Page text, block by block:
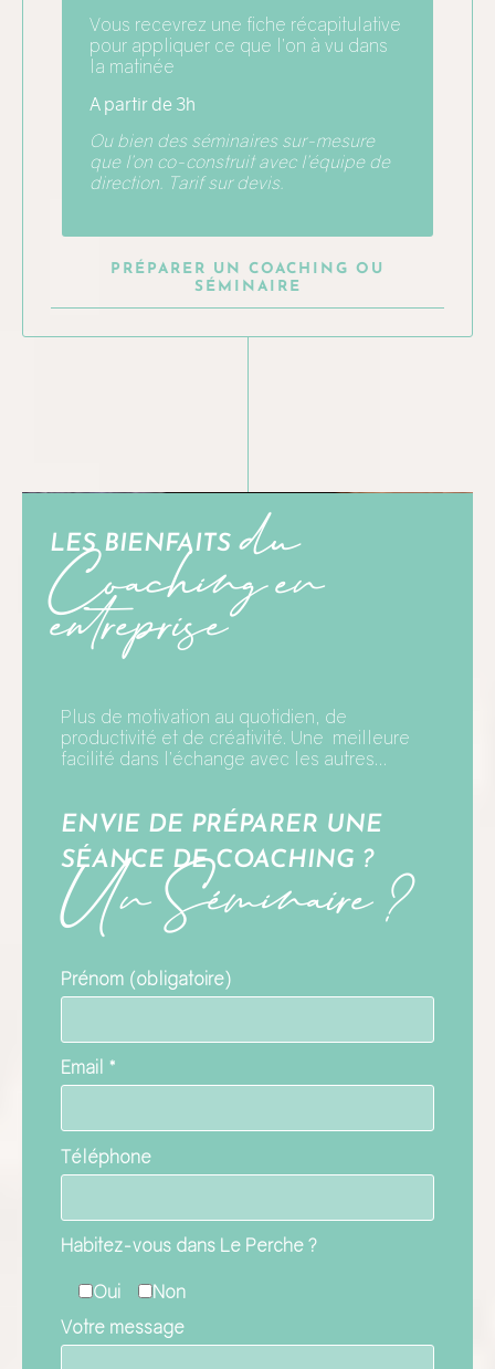
Vous recevrez une fiche récapitulative
pour appliquer ce que l’on à vu dans
la matinée
A partir de 3h
Ou bien des séminaires sur-mesure
que l’on co-construit avec l’équipe de
direction. Tarif sur devis.
PRÉPARER UN COACHING OU
SÉMINAIRE
LES BIENFAITS du
Coaching en
entreprise
Plus de motivation au quotidien, de
productivité et de créativité. Une meilleure
facilité dans l’échange avec les autres…
ENVIE DE PRÉPARER UNE
SÉANCE DE COACHING ?
Un Séminaire ?
Prénom (obligatoire)
Email *
Téléphone
Habitez-vous dans Le Perche ?
Oui
Non
Votre message